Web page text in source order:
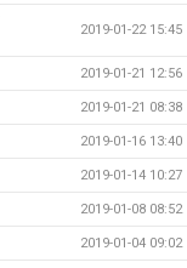
2019-01-22 15:45
2019-01-21 12:56
2019-01-21 08:38
2019-01-16 13:40
2019-01-14 10:27
2019-01-08 08:52
2019-01-04 09:02